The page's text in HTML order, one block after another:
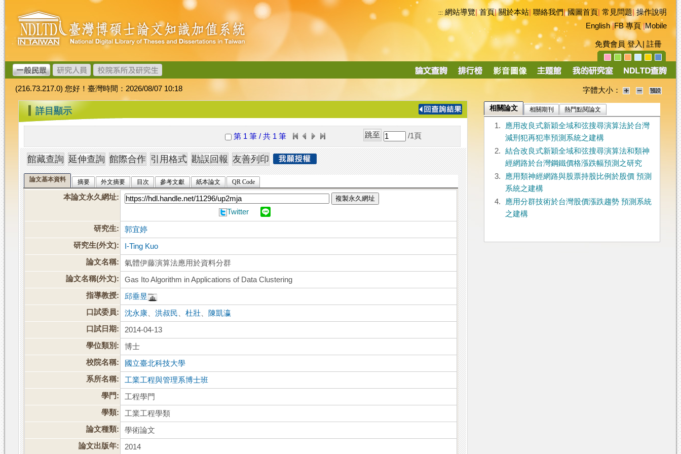
跳
到
主
要
內
容
臺
灣
博
碩
士
論
文
加
值
系
統
::: 網站導覽|首頁|關於本站 聯絡我們|國圖首頁 常見問題|操作說明
English|FB 專頁|Mobile
免費會員 登入 註冊
導
(216.73.217.0) 您好！臺灣時間：2026/08/07 10:18 字體大小：
::: 詳目顯示
第 1 筆 / 共 1 筆 /1 頁
論文基本資料 摘要 外文摘要 目次 參考文獻 紙本論文 QR Code
本論文永久網址: 複製永久網址
Twitter
研究生:
郭宜婷
研究生(外文):
I-Ting Kuo
論文名稱:
氣體伊藤演算法應用於資料分群
論文名稱(外文):
Gas Ito Algorithm in Applications of Data Clustering
指導教授:
邱垂昱
口試委員:
沈永康 、洪叔民 、杜壯
陳凱瀛
口試日期:
2014-04-13
學位類別:
博士
校院名稱:
國立臺北科技大學
系所名稱:
工業工程與管理系博士班
學門:
工程學門
學類:
工業工程學類
論文種類:
學術論文
論文出版年:
2014
相關論文 相關期刊 熱門點閱論文
1.
應用改良式新穎全域和弦搜尋演算法於台灣
減刑犯再犯率預測系統之建構
2.
結合改良式新穎全域和弦搜尋演算法和類神
經網路於台灣鋼鐵價格漲跌幅預測之研究
3.
應用類神經網路與股票持股比例於股價 預測
系統之建構
4.
應用分群技術於台灣股價漲跌趨勢 預測系統
之建構